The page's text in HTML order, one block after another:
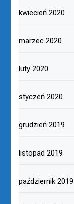
kwiecień 2020
marzec 2020
luty 2020
styczeń 2020
grudzień 2019
listopad 2019
październik 2019